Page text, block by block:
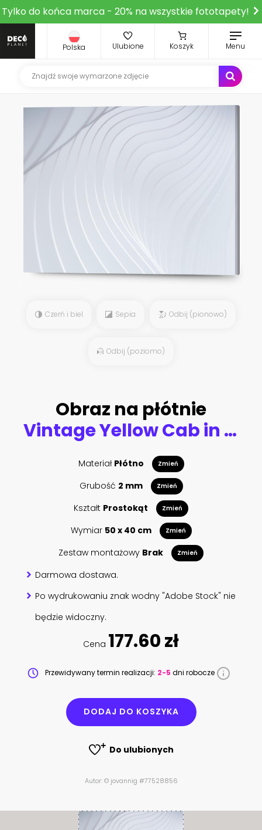
Tylko do końca marca - 20% na wszystkie fototapety!
Polska Ulubione Koszyk Menu
Czerń i biel Sepia Odbij (pionowo)
Odbij (poziomo)
Obraz na płótnie
Vintage Yellow Cab in Lower Manhattan - New York City
Materiał Płótno Zmień
Grubość 2 mm Zmień
Kształt Prostokąt Zmień
Wymiar 50 x 40 cm Zmień
Zestaw montażowy Brak Zmień
Darmowa dostawa.
Po wydrukowaniu znak wodny "Adobe Stock" nie
będzie widoczny.
Cena 177.60 zł
Przewidywany termin realizacji: 2-5 dni robocze
DODAJ DO KOSZYKA
Do ulubionych
Autor: © jovannig #77528856